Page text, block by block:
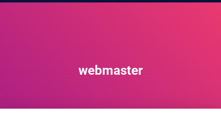
webmaster